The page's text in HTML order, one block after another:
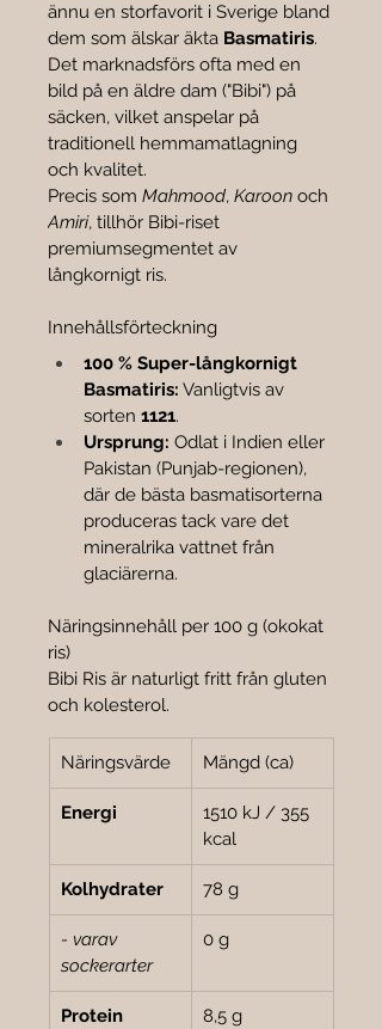
ännu en storfavorit i Sverige bland
dem som älskar äkta Basmatiris.
Det marknadsförs ofta med en
bild på en äldre dam ("Bibi") på
säcken, vilket anspelar på
traditionell hemmamatlagning
och kvalitet.
Precis som Mahmood, Karoon och
Amiri, tillhör Bibi-riset
premiumsegmentet av
långkornigt ris.
Innehållsförteckning
100 % Super-långkornigt
Basmatiris: Vanligtvis av
sorten 1121.
Ursprung: Odlat i Indien eller
Pakistan (Punjab-regionen),
där de bästa basmatisorterna
produceras tack vare det
mineralrika vattnet från
glaciärerna.
Näringsinnehåll per 100 g (okokat
ris)
Bibi Ris är naturligt fritt från gluten
och kolesterol.
Näringsvärde Mängd (ca)
Energi
1510 kJ / 355
kcal
Kolhydrater 78 g
- varav
sockerarter
0 g
Protein 8,5 g